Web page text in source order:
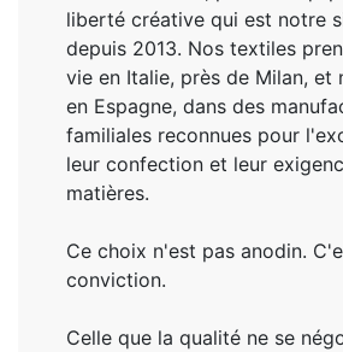
liberté créative qui est notre
depuis 2013. Nos textiles
vie en Italie, près de Milan, et
en Espagne, dans des
familiales reconnues pour
leur confection et leur
matières.
Ce choix n'est pas anodin.
conviction.
Celle que la qualité ne se